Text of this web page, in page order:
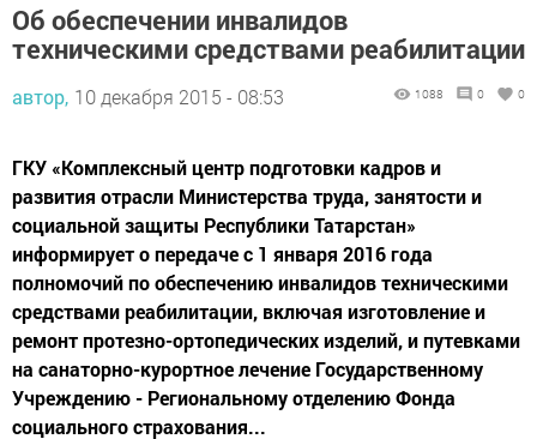
Об обеспечении инвалидов
техническими средствами реабилитации
автор, 10 декабря 2015 - 08:53 1088 0 0
ГКУ «Комплексный центр подготовки кадров и
развития отрасли Министерства труда, занятости и
социальной защиты Республики Татарстан»
информирует о передаче с 1 января 2016 года
полномочий по обеспечению инвалидов техническими
средствами реабилитации, включая изготовление и
ремонт протезно-ортопедических изделий, и путевками
на санаторно-курортное лечение Государственному
Учреждению - Региональному отделению Фонда
социального страхования...